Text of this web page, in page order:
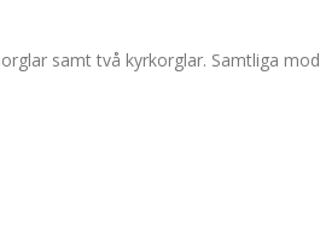
samt två kyrkorglar. Samtliga